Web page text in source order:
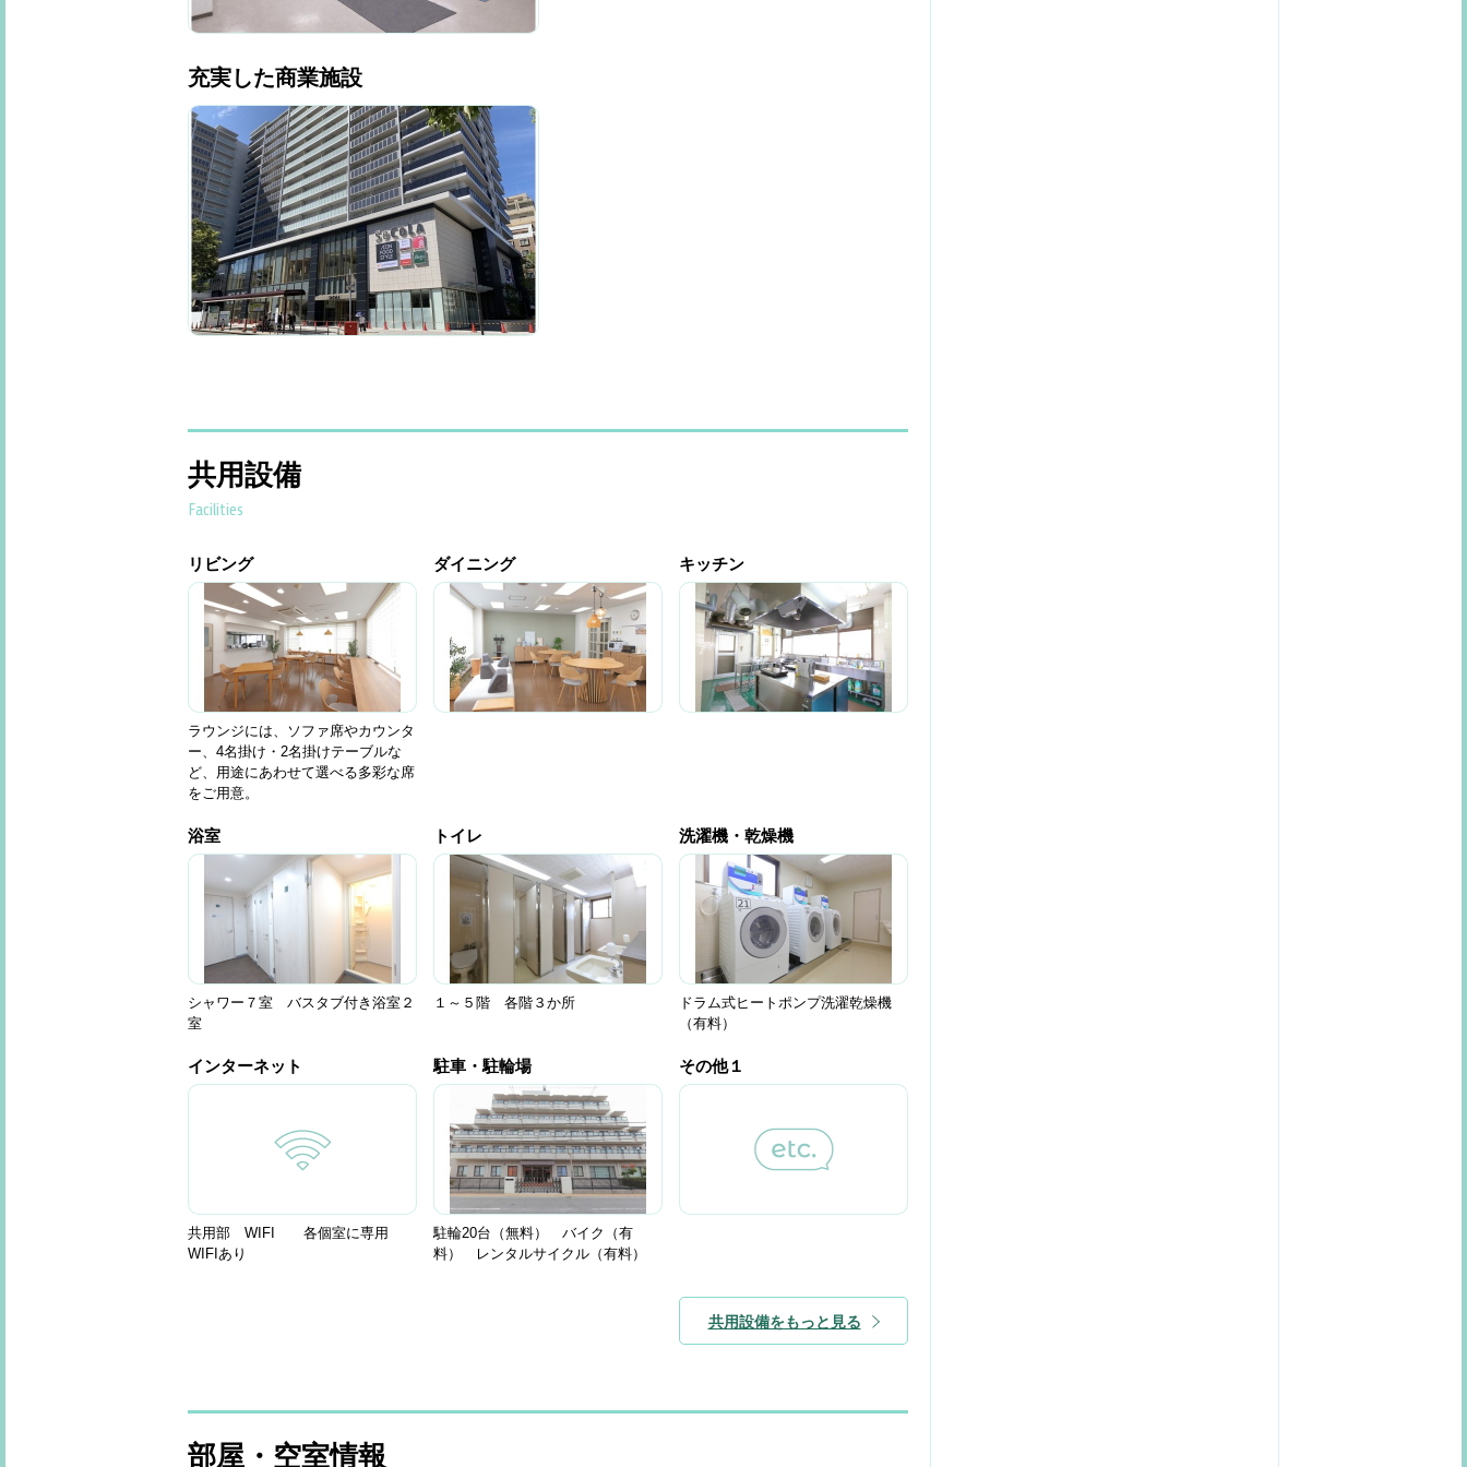
充実した商業施設
共用設備
Facilities
リビング
ラウンジには、ソファ席やカウンタ
ー、4名掛け・2名掛けテーブルな
ど、用途にあわせて選べる多彩な席
をご用意。
ダイニング キッチン
浴室
シャワー７室 バスタブ付き浴室２
室
トイレ
１～５階 各階３か所
洗濯機・乾燥機
ドラム式ヒートポンプ洗濯乾燥機
（有料）
インターネット
共用部 WIFI 各個室に専用
WIFIあり
駐車・駐輪場
駐輪20台（無料） バイク（有
料） レンタルサイクル（有料）
その他１
共用設備をもっと見る
部屋・空室情報